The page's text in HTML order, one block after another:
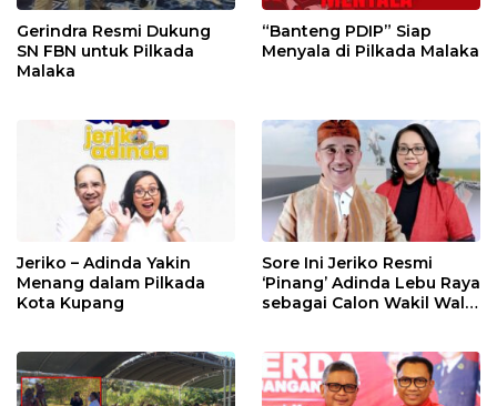
Gerindra Resmi Dukung
SN FBN untuk Pilkada
Malaka
“Banteng PDIP” Siap
Menyala di Pilkada Malaka
Jeriko – Adinda Yakin
Menang dalam Pilkada
Kota Kupang
Sore Ini Jeriko Resmi
‘Pinang’ Adinda Lebu Raya
sebagai Calon Wakil Wali